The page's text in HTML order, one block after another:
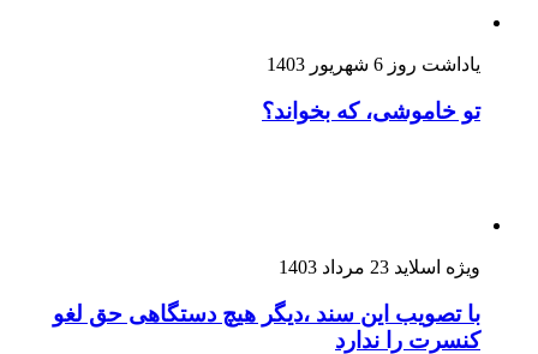
یاداشت روز 6 شهریور 1403
تو خاموشی، که بخواند؟
ویژه اسلاید 23 مرداد 1403
با تصویب این سند ،دیگر هیچ دستگاهی حق لغو
کنسرت را ندارد